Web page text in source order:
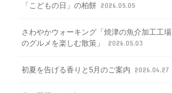
「こどもの日」の柏餅 2026.05.05
さわやかウォーキング「焼津の魚介加工工場
のグルメを楽しむ散策」
2026.05.03
初夏を告げる香りと5月のご案内 2026.04.27